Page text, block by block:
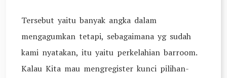
Tersebut yaitu banyak angka dalam
mengagumkan tetapi, sebagaimana yg sudah
kami nyatakan, itu yaitu perkelahian barroom.
Kalau Kita mau mengregister kunci pilihan-